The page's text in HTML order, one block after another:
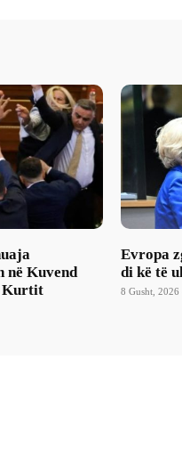
në Kuvend
Kurtit
Evropa
di kë të
8 Gusht, 2026